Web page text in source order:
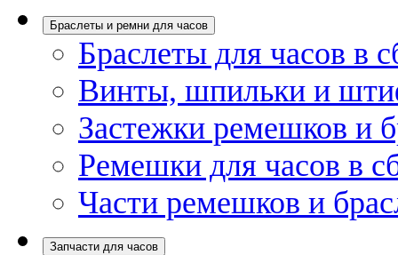
Браслеты и ремни для часов
Браслеты для часов в
Винты, шпильки и
Застежки ремешков и
Ремешки для часов в
Части ремешков и
Запчасти для часов